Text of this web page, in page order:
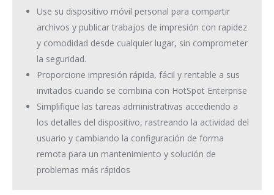
Use su dispositivo móvil personal para compartir
archivos y publicar trabajos de impresión con rapidez
y comodidad desde cualquier lugar, sin comprometer
la seguridad.
Proporcione impresión rápida, fácil y rentable a sus
invitados cuando se combina con HotSpot Enterprise
Simplifique las tareas administrativas accediendo a
los detalles del dispositivo, rastreando la actividad del
usuario y cambiando la configuración de forma
remota para un mantenimiento y solución de
problemas más rápidos